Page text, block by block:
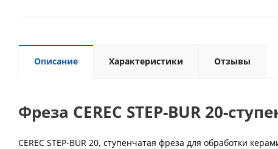
Описание Характеристики Отзывы
Фреза CEREC STEP-BUR 20-
CEREC STEP-BUR 20, ступенчатая фреза для обработки